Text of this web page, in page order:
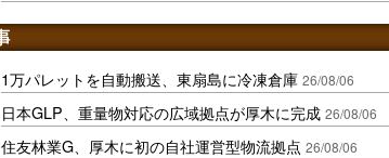
1万パレットを自動搬送、東扇島に冷凍倉庫 26/08/06
日本GLP、重量物対応の広域拠点が厚木に完成 26/08/06
住友林業G、厚木に初の自社運営型物流拠点 26/08/06